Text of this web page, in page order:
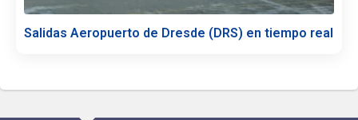
Salidas Aeropuerto de Dresde (DRS) en tiempo real